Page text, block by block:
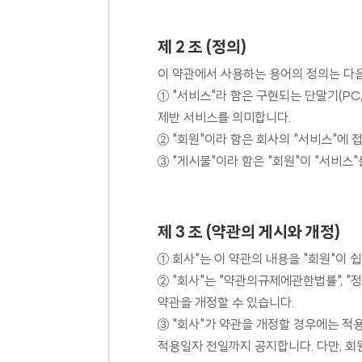
제 2 조 (정의)
이 약관에서 사용하는 용어의 정의는 다
① "서비스"라 함은 구현되는 단말기
제반 서비스를 의미합니다.
② "회원"이라 함은 회사의 "서비스"에
③ "게시물"이라 함은 "회원"이 "서비스"
제 3 조 (약관의 게시와 개정)
① 회사"는 이 약관의 내용을 "회원"이
② "회사"는 "약관의규제에관한법률", "
약관을 개정할 수 있습니다.
③ "회사"가 약관을 개정할 경우에는 적
적용일자 전일까지 공지합니다. 다만,